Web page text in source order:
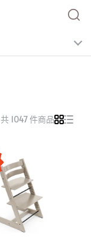
共 1047 件商品